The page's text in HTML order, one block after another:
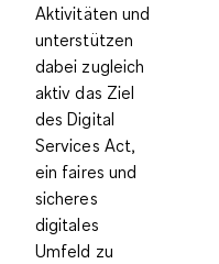
Aktivitäten und
unterstützen
dabei zugleich
aktiv das Ziel
des Digital
Services Act,
ein faires und
sicheres
digitales
Umfeld zu